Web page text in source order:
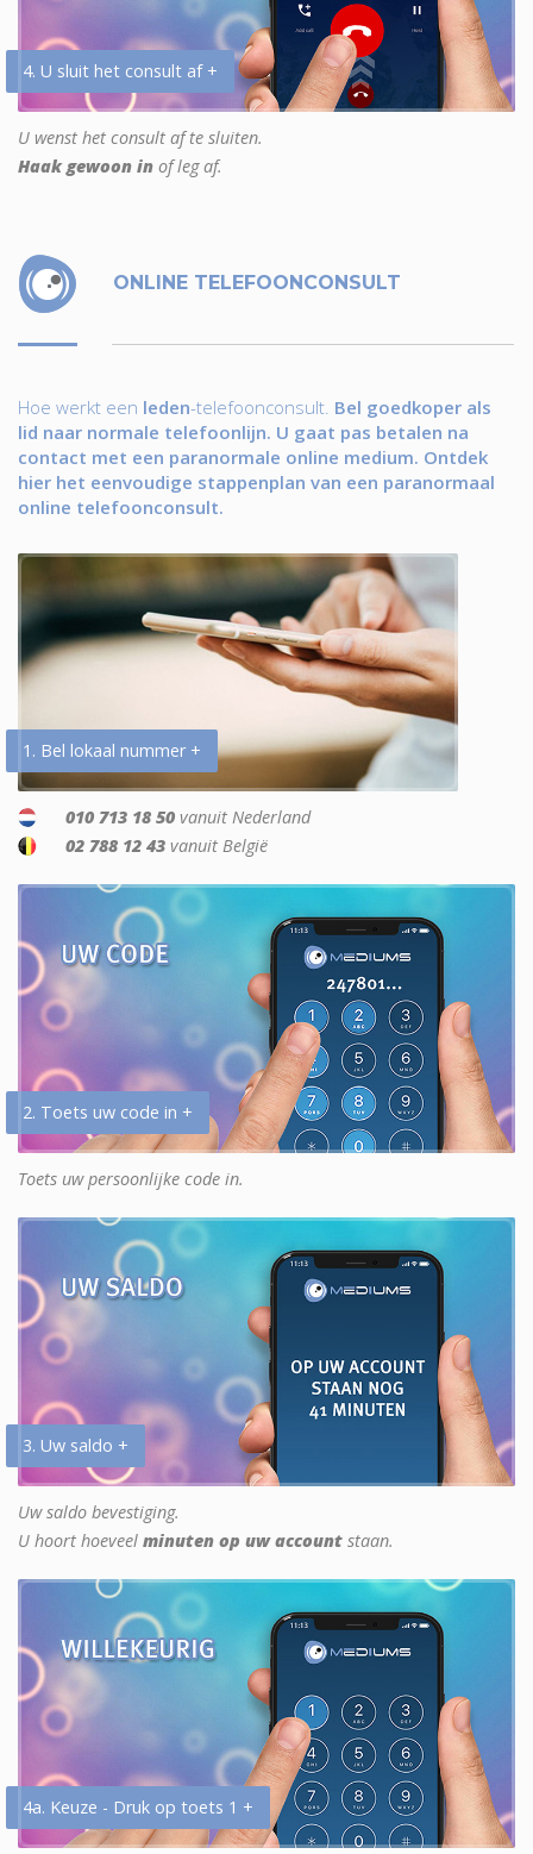
4. U sluit het consult af +
U wenst het consult af te sluiten.
Haak gewoon in of leg af.
ONLINE TELEFOONCONSULT
Hoe werkt een leden-telefoonconsult. Bel goedkoper als
lid naar normale telefoonlijn. U gaat pas betalen na
contact met een paranormale online medium. Ontdek
hier het eenvoudige stappenplan van een paranormaal
online telefoonconsult.
1. Bel lokaal nummer +
010 713 18 50 vanuit Nederland
02 788 12 43 vanuit België
2. Toets uw code in +
Toets uw persoonlijke code in.
3. Uw saldo +
Uw saldo bevestiging.
U hoort hoeveel minuten op uw account staan.
4a. Keuze - Druk op toets 1 +